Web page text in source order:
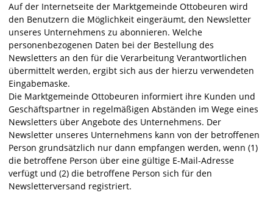
Auf der Internetseite der Marktgemeinde Ottobeuren wird
den Benutzern die Möglichkeit eingeräumt, den Newsletter
unseres Unternehmens zu abonnieren. Welche
personenbezogenen Daten bei der Bestellung des
Newsletters an den für die Verarbeitung Verantwortlichen
übermittelt werden, ergibt sich aus der hierzu verwendeten
Eingabemaske.
Die Marktgemeinde Ottobeuren informiert ihre Kunden und
Geschäftspartner in regelmäßigen Abständen im Wege eines
Newsletters über Angebote des Unternehmens. Der
Newsletter unseres Unternehmens kann von der betroffenen
Person grundsätzlich nur dann empfangen werden, wenn (1)
die betroffene Person über eine gültige E-Mail-Adresse
verfügt und (2) die betroffene Person sich für den
Newsletterversand registriert.